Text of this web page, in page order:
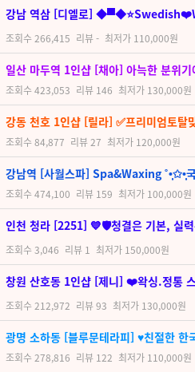
강남 역삼 [디엘로]
최저가 110,000원
리뷰-
조회수266,415
최저가 130,000원
리뷰 146
조회수423,053
강동 천호 1인샵 [릴라] ✅프리미엄토탈
최저가 120,000원
리뷰27
조회수84,877
최저가 100,000원
리뷰 159
조회수474,100
최저가 150,000원
리뷰 1
조회수3,046
최저가 130,000원
리뷰93
조회수212,972
최저가 110,000원
리뷰 122
조회수278,816